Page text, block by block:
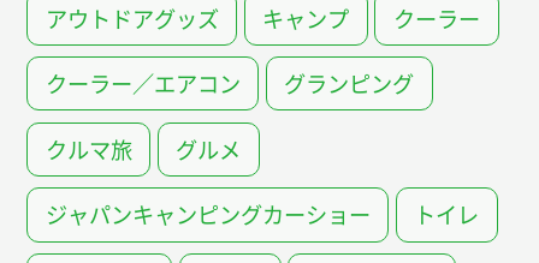
アウトドアグッズ キャンプ クーラー
クーラー／エアコン グランピング
クルマ旅 グルメ
ジャパンキャンピングカーショー トイレ